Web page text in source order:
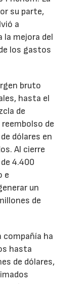
su parte,
a
la mejora del
los gastos
bruto
hasta el
de
de
dólares en
Al cierre
4.400
e
un
de
compañía ha
hasta
de dólares,